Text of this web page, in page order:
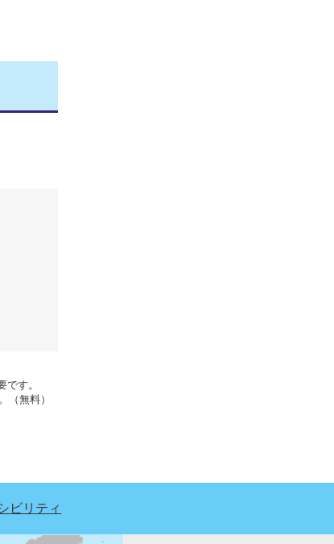
す。
（無料）
ビリティ